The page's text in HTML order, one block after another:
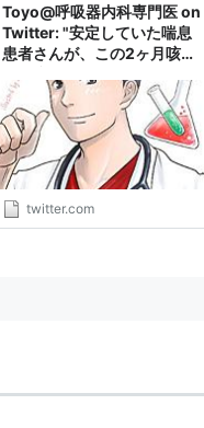
Toyo@呼吸器内科専門医 on
Twitter: "安定していた喘息
患者さんが、この2ヶ月咳と
るというので、よく見たら首
から空間除菌製剤が。 話を
聞くと、どうもつけ始めたタ
イミングと、症状が出始めた
タイミングが合う。医学的に
空間除菌の根拠は乏しく、行
政指導が入っていることを伝
twitter.com